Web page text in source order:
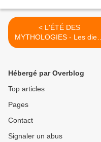
< L'ÉTÉ DES
MYTHOLOGIES - Les dieux
grecs - 1
Hébergé par Overblog
Top articles
Pages
Contact
Signaler un abus